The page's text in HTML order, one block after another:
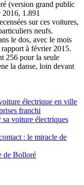
(version grand public
1.891
sur ces voitures,
neufs.
le dos, avec le mois
à février 2015.
256 pour la seule
la danse, loin devant
électrique en ville
franchi
sa voiture électriques
: le miracle de
de Bolloré